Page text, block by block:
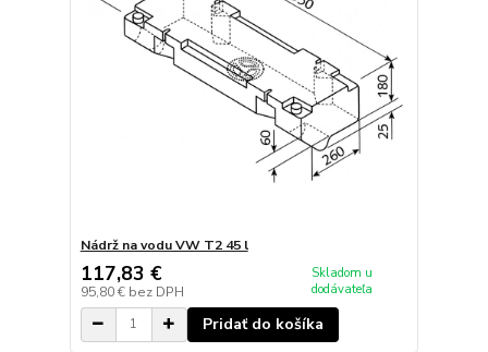
Nádrž na vodu VW T2 45 l
117,83 €
95,80 € bez DPH
Skladom u
dodávateľa
Pridať do košíka